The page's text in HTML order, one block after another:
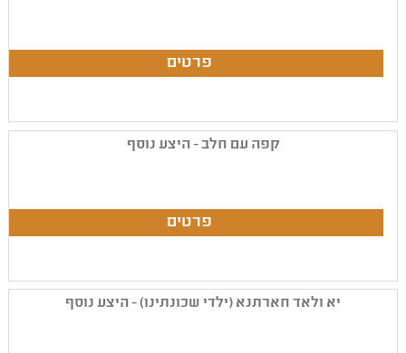
קפה עם חלב - היצע נוסף
יא ולאד חארתנא (ילדי שכונתינו) - היצע נוסף